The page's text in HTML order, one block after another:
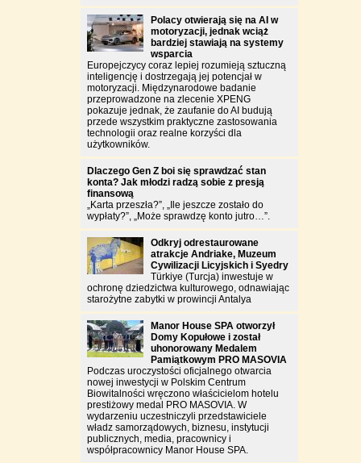
Polacy otwierają się na AI w
motoryzacji, jednak wciąż
bardziej stawiają na systemy
wsparcia
Europejczycy coraz lepiej rozumieją sztuczną
inteligencję i dostrzegają jej potencjał w
motoryzacji. Międzynarodowe badanie
przeprowadzone na zlecenie XPENG
pokazuje jednak, że zaufanie do AI budują
przede wszystkim praktyczne zastosowania
technologii oraz realne korzyści dla
użytkowników.
Dlaczego Gen Z boi się sprawdzać stan
konta? Jak młodzi radzą sobie z presją
finansową
„Karta przeszła?”, „Ile jeszcze zostało do
wypłaty?”, „Może sprawdzę konto jutro…”.
Odkryj odrestaurowane
atrakcje Andriake, Muzeum
Cywilizacji Licyjskich i Syedry
Türkiye (Turcja) inwestuje w
ochronę dziedzictwa kulturowego, odnawiając
starożytne zabytki w prowincji Antalya
Manor House SPA otworzył
Domy Kopułowe i został
uhonorowany Medalem
Pamiątkowym PRO MASOVIA
Podczas uroczystości oficjalnego otwarcia
nowej inwestycji w Polskim Centrum
Biowitalności wręczono właścicielom hotelu
prestiżowy medal PRO MASOVIA. W
wydarzeniu uczestniczyli przedstawiciele
władz samorządowych, biznesu, instytucji
publicznych, media, pracownicy i
współpracownicy Manor House SPA.